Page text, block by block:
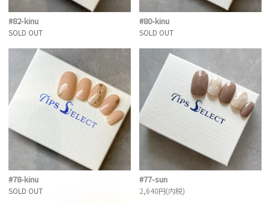
#82-kinu
SOLD OUT
#80-kinu
SOLD OUT
#78-kinu
SOLD OUT
#77-sun
2,640円(内税)